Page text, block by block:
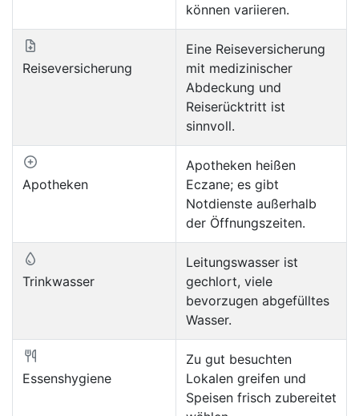
können variieren.
Reiseversicherung
Eine Reiseversicherung
mit medizinischer
Abdeckung und
Reiserücktritt ist
sinnvoll.
Apotheken
Apotheken heißen
Eczane; es gibt
Notdienste außerhalb
der Öffnungszeiten.
Trinkwasser
Leitungswasser ist
gechlort, viele
bevorzugen abgefülltes
Wasser.
Essenshygiene
Zu gut besuchten
Lokalen greifen und
Speisen frisch zubereitet